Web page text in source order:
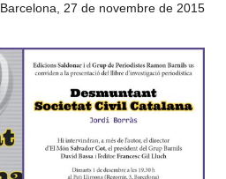
Barcelona, 27 de novembre de 2015